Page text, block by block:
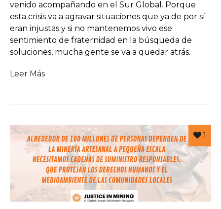
venido acompañando en el Sur Global. Porque
esta crisis va a agravar situaciones que ya de por sí
eran injustas y si no mantenemos vivo ese
sentimiento de fraternidad en la búsqueda de
soluciones, mucha gente se va a quedar atrás.
Leer Más
1